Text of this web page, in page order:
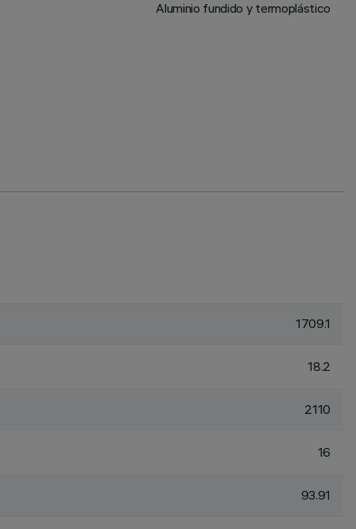
Aluminio fundido y termoplástico
1709.1
18.2
2110
16
93.91